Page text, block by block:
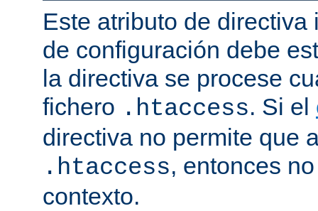
Este atributo de
de configuración debe
la directiva se procese
fichero .htaccess. Si el
directiva no permite que
.htaccess, entonces
contexto.